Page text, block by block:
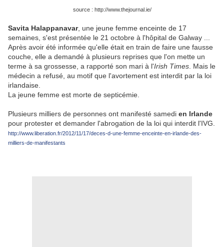
source : http://www.thejournal.ie/
Savita Halappanavar, une jeune femme enceinte de 17
semaines, s'est présentée le 21 octobre à l'hôpital de Galway ...
Après avoir été informée qu'elle était en train de faire une fausse
couche, elle a demandé à plusieurs reprises que l'on mette un
terme à sa grossesse, a rapporté son mari à l'Irish Times . Mais le
médecin a refusé, au motif que l'avortement est interdit par la loi
irlandaise.
La jeune femme est morte de septicémie.
Plusieurs milliers de personnes ont manifesté samedi en Irlande
pour protester et demander l'abrogation de la loi qui interdit l'IVG.
http://www.liberation.fr/2012/11/17/deces-d-une-femme-enceinte-en-irlande-des-
milliers-de-manifestants